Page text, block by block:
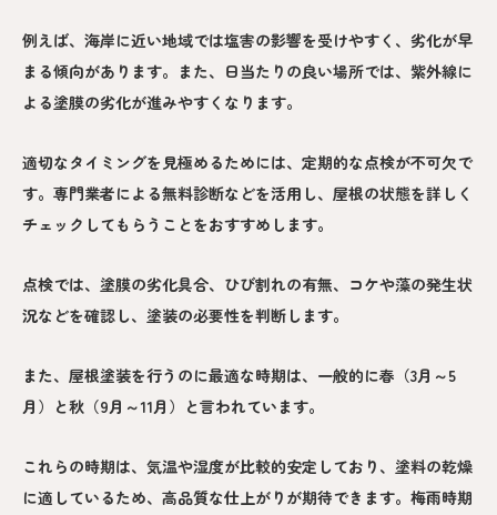
例えば、海岸に近い地域では塩害の影響を受けやすく、劣化が早
まる傾向があります。また、日当たりの良い場所では、紫外線に
よる塗膜の劣化が進みやすくなります。
適切なタイミングを見極めるためには、定期的な点検が不可欠で
す。専門業者による無料診断などを活用し、屋根の状態を詳しく
チェックしてもらうことをおすすめします。
点検では、塗膜の劣化具合、ひび割れの有無、コケや藻の発生状
況などを確認し、塗装の必要性を判断します。
また、屋根塗装を行うのに最適な時期は、一般的に春（3月～5
月）と秋（9月～11月）と言われています。
これらの時期は、気温や湿度が比較的安定しており、塗料の乾燥
に適しているため、高品質な仕上がりが期待できます。梅雨時期